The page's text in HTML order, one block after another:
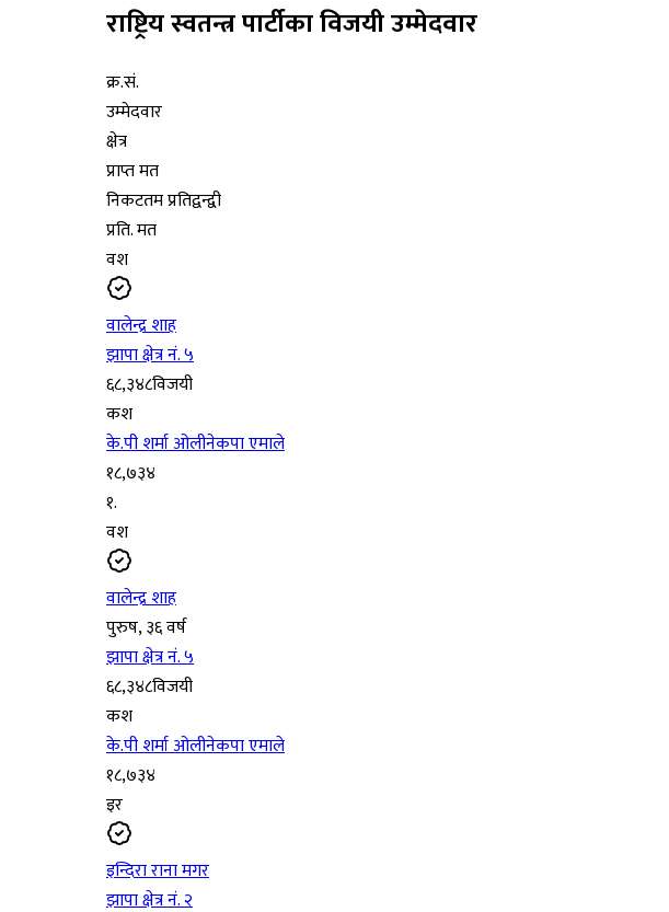
राष्ट्रिय स्वतन्त्र पार्टीका विजयी उम्मेदवार
क्र.सं.
उम्मेदवार
क्षेत्र
प्राप्त मत
निकटतम प्रतिद्वन्द्वी
प्रति. मत
वश
वालेन्द्र शाह
झापा क्षेत्र नं. ५
६८,३४८विजयी
कश
के.पी शर्मा ओलीनेकपा एमाले
१८,७३४
१.
वश
वालेन्द्र शाह
पुरुष, ३६ वर्ष
झापा क्षेत्र नं. ५
६८,३४८विजयी
कश
के.पी शर्मा ओलीनेकपा एमाले
१८,७३४
इर
इन्दिरा राना मगर
झापा क्षेत्र नं. २